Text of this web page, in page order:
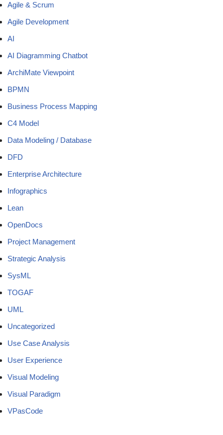
Agile & Scrum
Agile Development
AI
AI Diagramming Chatbot
ArchiMate Viewpoint
BPMN
Business Process Mapping
C4 Model
Data Modeling / Database
DFD
Enterprise Architecture
Infographics
Lean
OpenDocs
Project Management
Strategic Analysis
SysML
TOGAF
UML
Uncategorized
Use Case Analysis
User Experience
Visual Modeling
Visual Paradigm
VPasCode